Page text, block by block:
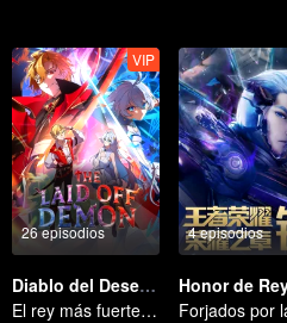
26 episodios
VIP
Diablo del Desempleo
El rey más fuerte del inframundo más competitivo
4 episodios